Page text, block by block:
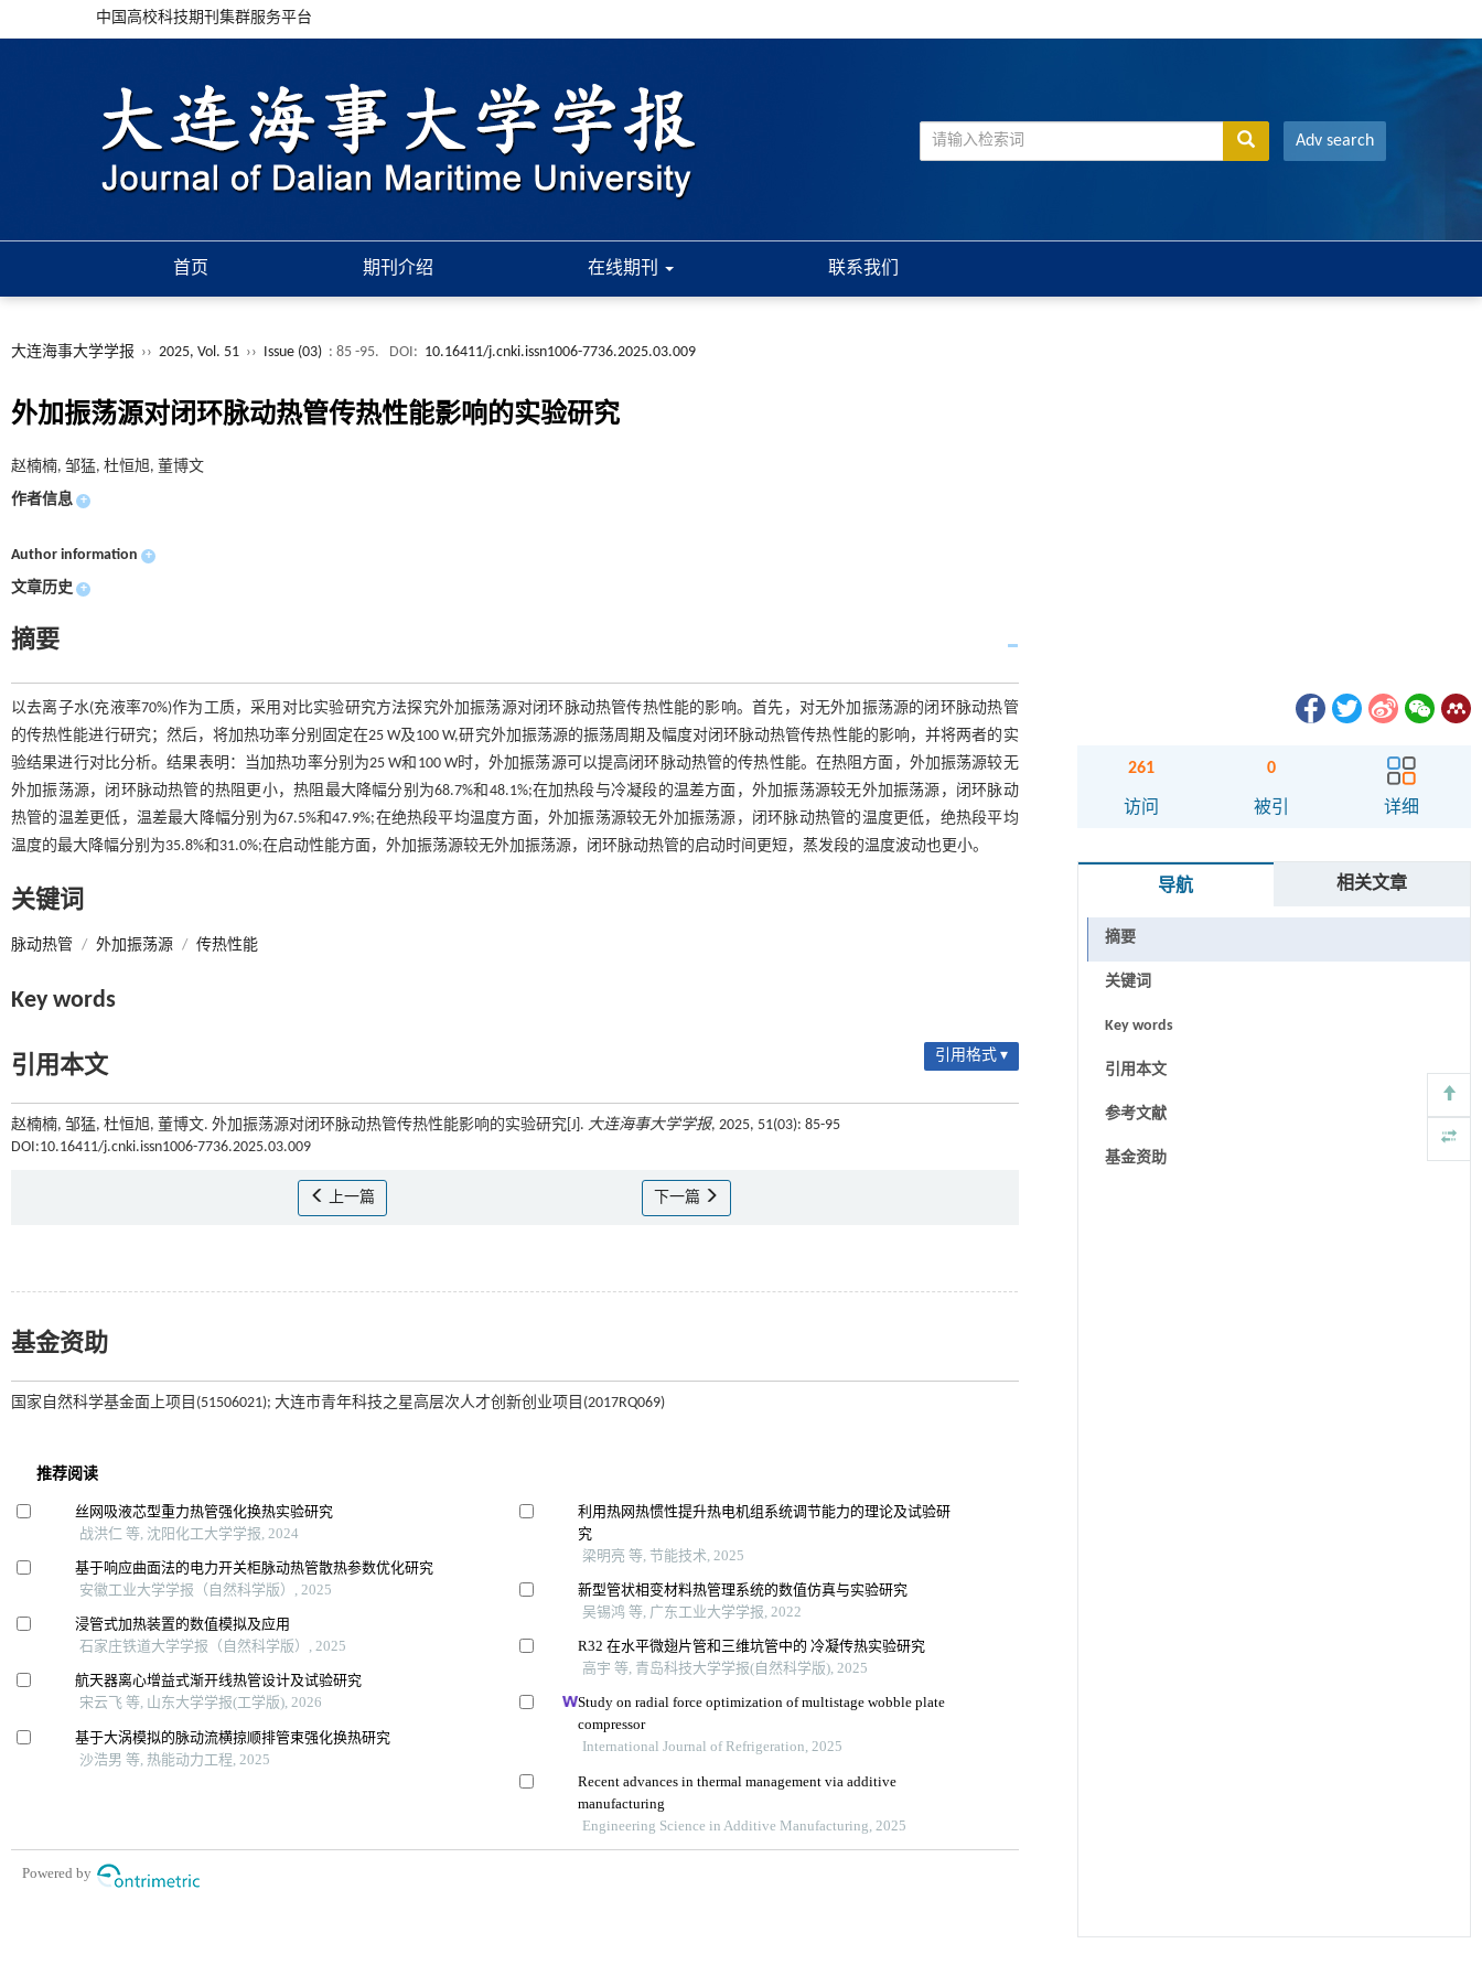
中国高校科技期刊集群服务平台
Adv search
首页 期刊介绍 在线期刊 联系我们
大连海事大学学报 ›› 2025, Vol. 51 ›› Issue (03) : 85 -95. DOI: 10.16411/j.cnki.issn1006-7736.2025.03.009
外加振荡源对闭环脉动热管传热性能影响的实验研究
赵楠楠, 邹猛, 杜恒旭, 董博文
作者信息 +
Author information +
文章历史 +
摘要
以去离子水(充液率70%)作为工质，采用对比实验研究方法探究外加振荡源对闭环脉动热管传热性能的影响。首先，对无外加振荡源的闭环脉动热管
的传热性能进行研究；然后，将加热功率分别固定在25 W及100 W,研究外加振荡源的振荡周期及幅度对闭环脉动热管传热性能的影响，并将两者的实
验结果进行对比分析。结果表明：当加热功率分别为25 W和100 W时，外加振荡源可以提高闭环脉动热管的传热性能。在热阻方面，外加振荡源较无
外加振荡源，闭环脉动热管的热阻更小，热阻最大降幅分别为68.7%和48.1%;在加热段与冷凝段的温差方面，外加振荡源较无外加振荡源，闭环脉动
热管的温差更低，温差最大降幅分别为67.5%和47.9%;在绝热段平均温度方面，外加振荡源较无外加振荡源，闭环脉动热管的温度更低，绝热段平均
温度的最大降幅分别为35.8%和31.0%;在启动性能方面，外加振荡源较无外加振荡源，闭环脉动热管的启动时间更短，蒸发段的温度波动也更小。
关键词
脉动热管 / 外加振荡源 / 传热性能
Key words
引用本文 引用格式 ▾
赵楠楠, 邹猛, 杜恒旭, 董博文. 外加振荡源对闭环脉动热管传热性能影响的实验研究[J]. 大连海事大学学报, 2025, 51(03): 85-95
DOI:10.16411/j.cnki.issn1006-7736.2025.03.009
上一篇 下一篇
基金资助
国家自然科学基金面上项目(51506021); 大连市青年科技之星高层次人才创新创业项目(2017RQ069)
261
访问
0
被引 详细
导航 相关文章
摘要
关键词
Key words
引用本文
参考文献
基金资助